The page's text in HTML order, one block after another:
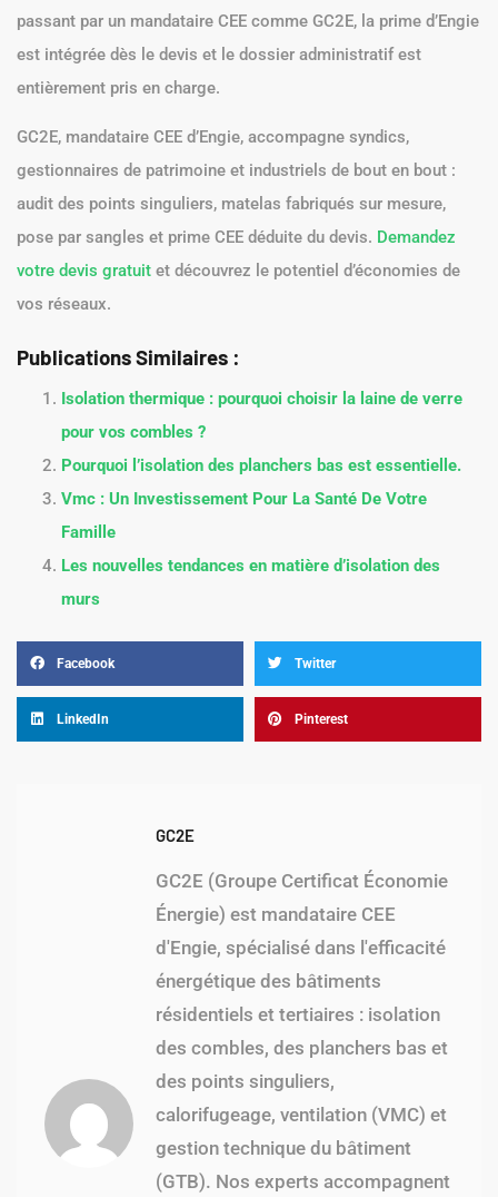
passant par un mandataire CEE comme GC2E, la prime d’Engie
est intégrée dès le devis et le dossier administratif est
entièrement pris en charge.
GC2E, mandataire CEE d’Engie, accompagne syndics,
gestionnaires de patrimoine et industriels de bout en bout :
audit des points singuliers, matelas fabriqués sur mesure,
pose par sangles et prime CEE déduite du devis. Demandez
votre devis gratuit et découvrez le potentiel d’économies de
vos réseaux.
Publications Similaires :
Isolation thermique : pourquoi choisir la laine de verre
pour vos combles ?
Pourquoi l’isolation des planchers bas est essentielle.
Vmc : Un Investissement Pour La Santé De Votre
Famille
Les nouvelles tendances en matière d’isolation des
murs
Facebook Twitter
LinkedIn Pinterest
GC2E
GC2E (Groupe Certificat Économie
Énergie) est mandataire CEE
d'Engie, spécialisé dans l'efficacité
énergétique des bâtiments
résidentiels et tertiaires : isolation
des combles, des planchers bas et
des points singuliers,
calorifugeage, ventilation (VMC) et
gestion technique du bâtiment
(GTB). Nos experts accompagnent